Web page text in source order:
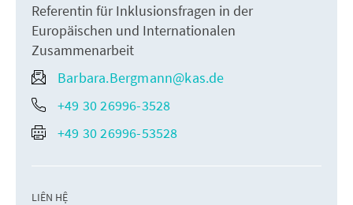
Referentin für Inklusionsfragen in der
Europäischen und Internationalen
Zusammenarbeit
Barbara.Bergmann@kas.de
+49 30 26996-3528
+49 30 26996-53528
LIÊN HỆ